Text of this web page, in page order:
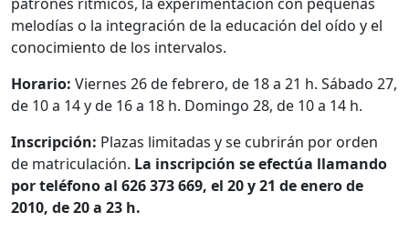
melodías o la integración de la educación del oído y el
conocimiento de los intervalos.
Horario: Viernes 26 de febrero, de 18 a 21 h. Sábado 27,
de 10 a 14 y de 16 a 18 h. Domingo 28, de 10 a 14 h.
Inscripción: Plazas limitadas y se cubrirán por orden
de matriculación. La inscripción se efectúa llamando
por teléfono al 626 373 669, el 20 y 21 de enero de
2010, de 20 a 23 h.